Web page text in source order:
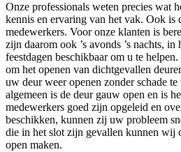
Onze professionals weten precies wat
kennis en ervaring van het vak. Ook is
medewerkers. Voor onze klanten is
zijn daarom ook ’s avonds ’s nachts,
feestdagen beschikbaar om u te
om het openen van dichtgevallen
uw deur weer openen zonder schade
algemeen is de deur gauw open en is
medewerkers goed zijn opgeleid en
beschikken, kunnen zij uw probleem
die in het slot zijn gevallen kunnen wij
open maken.